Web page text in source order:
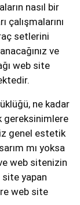
nasıl bir
çalışmalarını
setlerini
ve
web site
ne kadar
gereksinimlere
genel estetik
mı yoksa
web sitenizin
site yapan
web site